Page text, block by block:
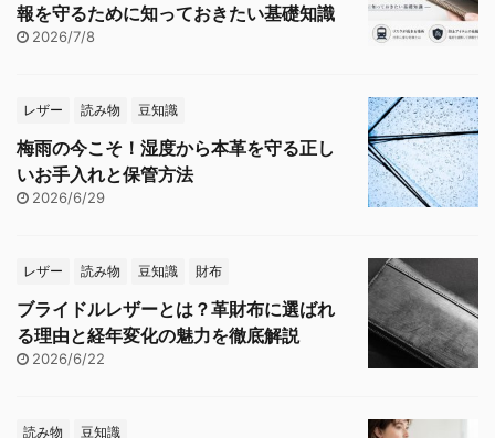
報を守るために知っておきたい基礎知識
2026/7/8
レザー 読み物 豆知識
梅雨の今こそ！湿度から本革を守る正し
いお手入れと保管方法
2026/6/29
レザー 読み物 豆知識 財布
ブライドルレザーとは？革財布に選ばれ
る理由と経年変化の魅力を徹底解説
2026/6/22
読み物 豆知識